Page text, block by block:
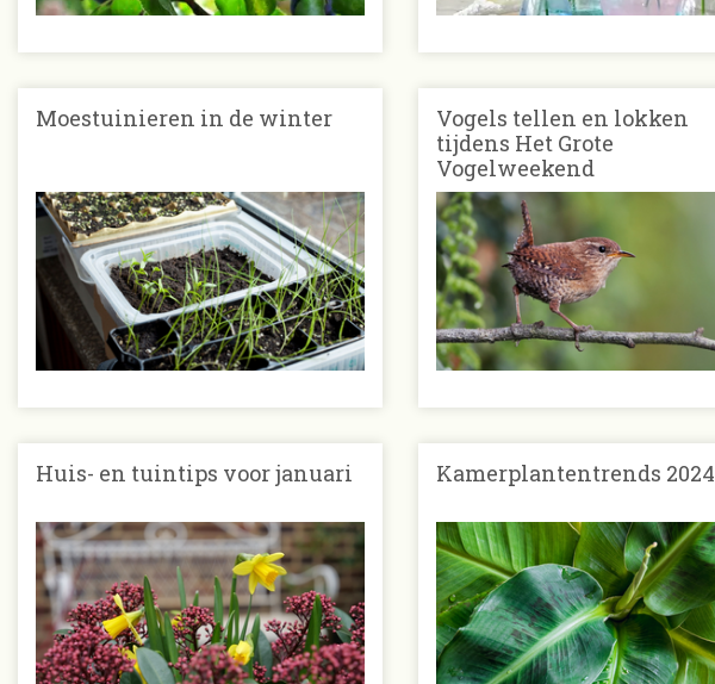
Moestuinieren in de winter
Vogels tellen en lokken
tijdens Het Grote
Vogelweekend
Huis- en tuintips voor januari Kamerplantentrends 2024